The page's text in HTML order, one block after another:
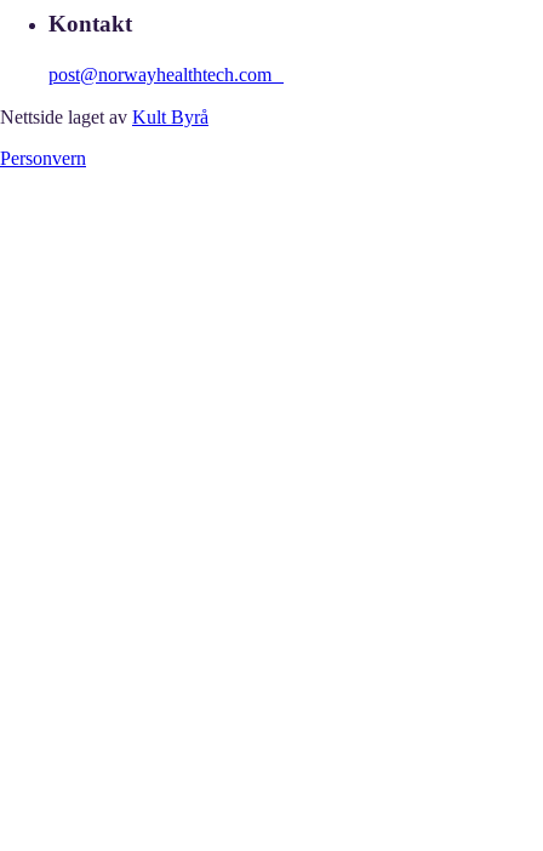
Kontakt
post@norwayhealthtech.com
Nettside laget av Kult Byrå
Personvern